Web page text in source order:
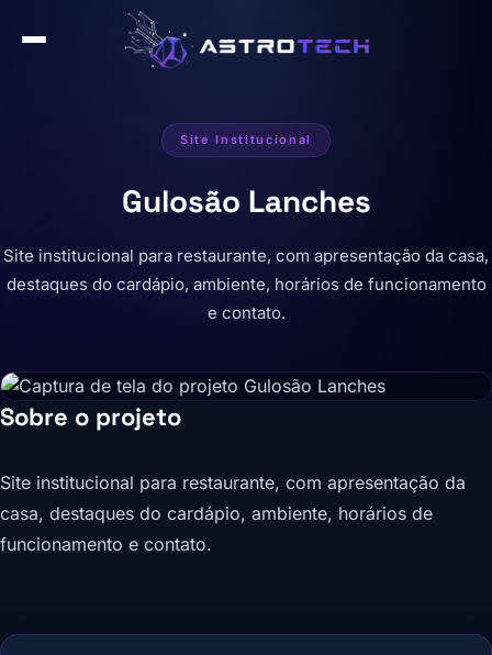
Site Institucional
Gulosão Lanches
Site institucional para restaurante, com apresentação da casa,
destaques do cardápio, ambiente, horários de funcionamento
e contato.
Sobre o projeto
Site institucional para restaurante, com apresentação da
casa, destaques do cardápio, ambiente, horários de
funcionamento e contato.